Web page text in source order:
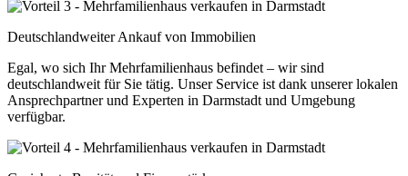
Deutschlandweiter Ankauf von Immobilien
Egal, wo sich Ihr Mehrfamilienhaus befindet – wir sind
deutschlandweit für Sie tätig. Unser Service ist dank unserer lokalen
Ansprechpartner und Experten in Darmstadt und Umgebung
verfügbar.